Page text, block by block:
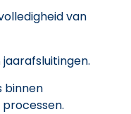
van
binnen